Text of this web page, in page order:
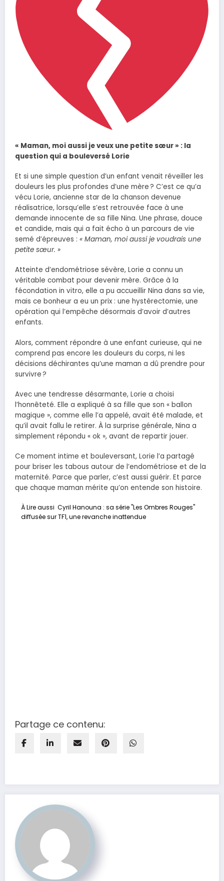
« Maman, moi aussi je veux une petite sœur » : la
question qui a bouleversé Lorie
Et si une simple question d’un enfant venait réveiller les
douleurs les plus profondes d’une mère ? C’est ce qu’a
vécu Lorie, ancienne star de la chanson devenue
réalisatrice, lorsqu’elle s’est retrouvée face à une
demande innocente de sa fille Nina. Une phrase, douce
et candide, mais qui a fait écho à un parcours de vie
semé d’épreuves : « Maman, moi aussi je voudrais une
petite sœur. »
Atteinte d’endométriose sévère, Lorie a connu un
véritable combat pour devenir mère. Grâce à la
fécondation in vitro, elle a pu accueillir Nina dans sa vie,
mais ce bonheur a eu un prix : une hystérectomie, une
opération qui l’empêche désormais d’avoir d’autres
enfants.
Alors, comment répondre à une enfant curieuse, qui ne
comprend pas encore les douleurs du corps, ni les
décisions déchirantes qu’une maman a dû prendre pour
survivre ?
Avec une tendresse désarmante, Lorie a choisi
l’honnêteté. Elle a expliqué à sa fille que son « ballon
magique », comme elle l’a appelé, avait été malade, et
qu’il avait fallu le retirer. À la surprise générale, Nina a
simplement répondu « ok », avant de repartir jouer.
Ce moment intime et bouleversant, Lorie l’a partagé
pour briser les tabous autour de l’endométriose et de la
maternité. Parce que parler, c’est aussi guérir. Et parce
que chaque maman mérite qu’on entende son histoire.
À Lire aussi Cyril Hanouna : sa série "Les Ombres Rouges"
diffusée sur TF1, une revanche inattendue
Partage ce contenu: